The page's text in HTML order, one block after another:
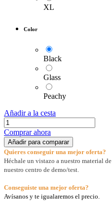
XL
Color
Black
Glass
Peachy
Añadir a la cesta
Comprar ahora
Añadir para comparar
Quieres conseguir una mejor oferta?
Héchale un vistazo a nuestro material de
nuestro centro de demo/test.
Conseguiste una mejor oferta?
Avísanos y te igualaremos el precio.